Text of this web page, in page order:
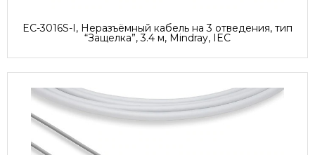
EC-3016S-I, Неразъёмный кабель на 3 отведения, тип
“Защелка”, 3.4 м, Mindray, IEC